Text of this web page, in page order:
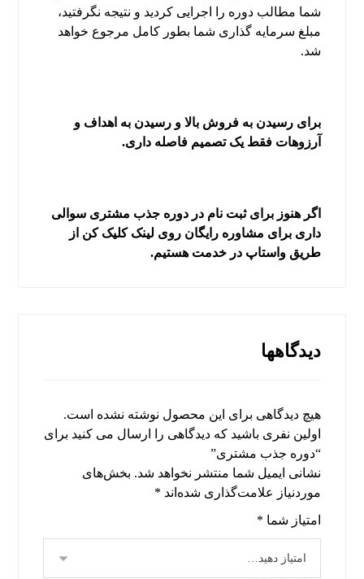
شما مطالب دوره را اجرایی کردید و نتیجه نگرفتید،
مبلغ سرمایه گذاری شما بطور کامل مرجوع خواهد
شد.
برای رسیدن به فروش بالا و رسیدن به اهداف و
آرزوهات فقط یک تصمیم فاصله داری.
اگر هنوز برای ثبت نام در دوره جذب مشتری سوالی
داری برای مشاوره رایگان روی لینک کلیک کن از
طریق واستاپ در خدمت هستیم.
دیدگاهها
هیچ دیدگاهی برای این محصول نوشته نشده است.
اولین نفری باشید که دیدگاهی را ارسال می کنید برای
“دوره جذب مشتری”
نشانی ایمیل شما منتشر نخواهد شد. بخش‌های
موردنیاز علامت‌گذاری شده‌اند *
امتیاز شما *